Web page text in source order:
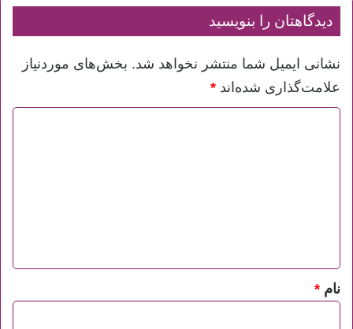
دیدگاهتان را بنویسید
نشانی ایمیل شما منتشر نخواهد شد. بخش‌های موردنیاز
علامت‌گذاری شده‌اند *
نام *